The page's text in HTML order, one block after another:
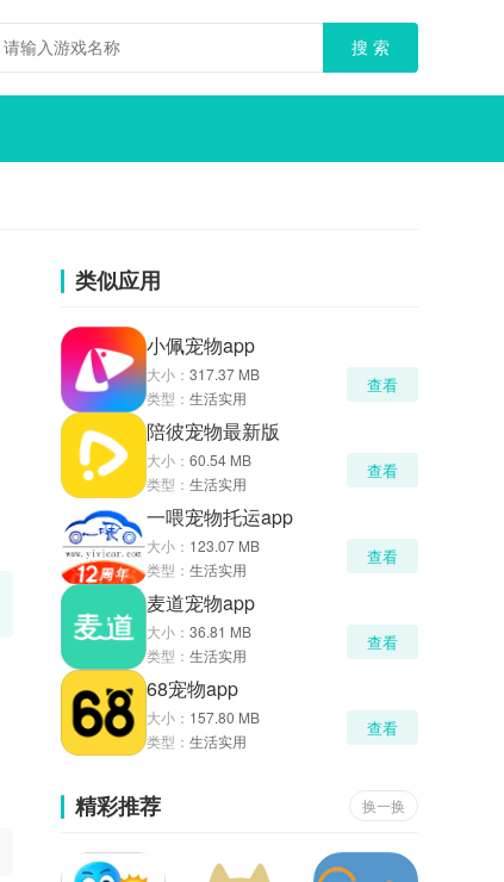
类似应用
小佩宠物app
大小： 317.37 MB
类型： 生活实用
查看
陪彼宠物最新版
大小： 60.54 MB
类型： 生活实用
查看
一喂宠物托运app
大小： 123.07 MB
类型： 生活实用
查看
麦道宠物app
大小： 36.81 MB
类型： 生活实用
查看
68宠物app
大小： 157.80 MB
类型： 生活实用
查看
精彩推荐 换一换